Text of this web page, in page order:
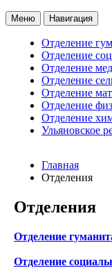
Меню Навигация
Отделение
Отделение
Отделение
Отделение
Отделение
Отделение
Отделение
Ульяновское
Главная
Отделения
Отделения
Отделение
Отделение